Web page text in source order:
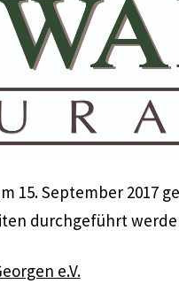
15. September 2017
durchgeführt
e.V.